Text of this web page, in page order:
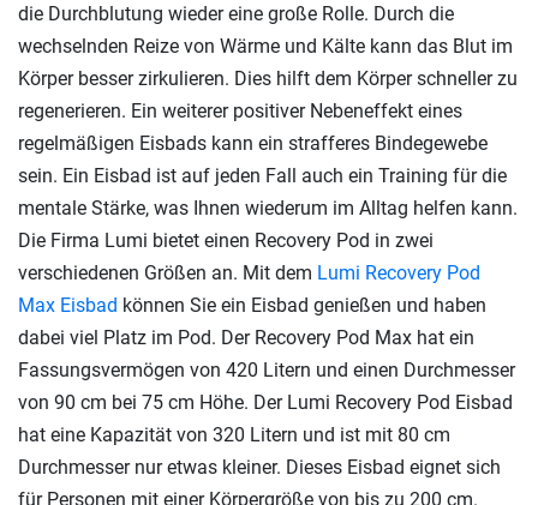
die Durchblutung wieder eine große Rolle. Durch die
wechselnden Reize von Wärme und Kälte kann das Blut im
Körper besser zirkulieren. Dies hilft dem Körper schneller zu
regenerieren. Ein weiterer positiver Nebeneffekt eines
regelmäßigen Eisbads kann ein strafferes Bindegewebe
sein. Ein Eisbad ist auf jeden Fall auch ein Training für die
mentale Stärke, was Ihnen wiederum im Alltag helfen kann.
Die Firma Lumi bietet einen Recovery Pod in zwei
verschiedenen Größen an. Mit dem Lumi Recovery Pod
Max Eisbad können Sie ein Eisbad genießen und haben
dabei viel Platz im Pod. Der Recovery Pod Max hat ein
Fassungsvermögen von 420 Litern und einen Durchmesser
von 90 cm bei 75 cm Höhe. Der Lumi Recovery Pod Eisbad
hat eine Kapazität von 320 Litern und ist mit 80 cm
Durchmesser nur etwas kleiner. Dieses Eisbad eignet sich
für Personen mit einer Körpergröße von bis zu 200 cm.